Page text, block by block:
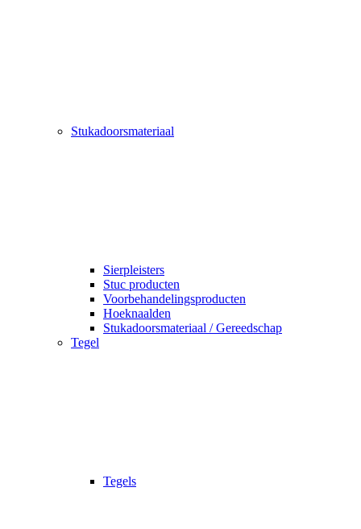
Stukadoorsmateriaal
Sierpleisters
Stuc producten
Voorbehandelingsproducten
Hoeknaalden
Stukadoorsmateriaal / Gereedschap
Tegel
Tegels